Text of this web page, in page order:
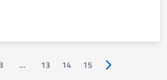
3 … 13 14 15 Pagina